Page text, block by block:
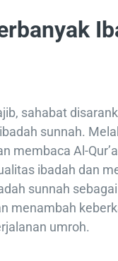
sahabat
sunnah.
membaca Al-
ibadah dan
sunnah
menambah
umroh.